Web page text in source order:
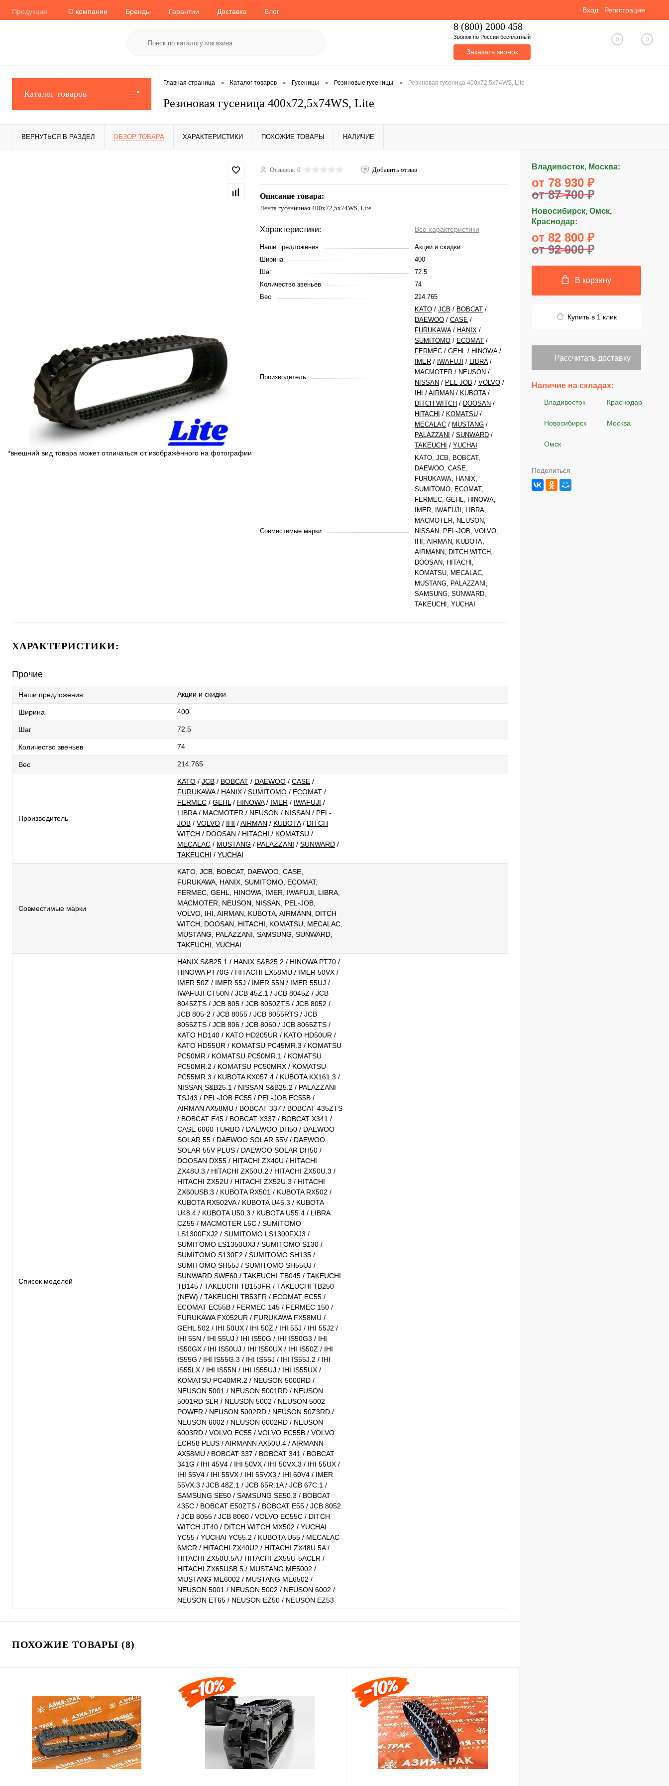
Продукция О компании Бренды Гарантии Доставка Блог Вход Регистрация
8 (800) 2000 458
Звонок по России бесплатный
Заказать звонок
0 0
Каталог товаров
Главная страница • Каталог товаров • Гусеницы • Резиновые гусеницы • Резиновая гусеница 400x72,5x74WS, Lite
Резиновая гусеница 400x72,5x74WS, Lite
ВЕРНУТЬСЯ В РАЗДЕЛ ОБЗОР ТОВАРА ХАРАКТЕРИСТИКИ ПОХОЖИЕ ТОВАРЫ НАЛИЧИЕ
*внешний вид товара может отличаться от изображённого на фотографии
Отзывов: 0 Добавить отзыв
Описание товара:
Лента гусеничная 400x72,5x74WS, Lite
Характеристики: Все характеристики
Наши предложения
Акции и скидки
Ширина
400
Шаг
72.5
Количество звеньев
74
Вес
214.765
Производитель
KATO / JCB / BOBCAT /
DAEWOO / CASE /
FURUKAWA/ HANIX /
SUMITOMO / ECOMAT /
FERMEC / GEHL / HINOWA/
IMER / IWAFUJI / LIBRA/
MACMOTER / NEUSON /
NISSAN / PEL-JOB / VOLVO /
IHI / AIRMAN / KUBOTA/
DITCH WITCH / DOOSAN /
HITACHI / KOMATSU /
MECALAC / MUSTANG /
PALAZZANI / SUNWARD /
TAKEUCHI / YUCHAI
Совместимые марки
KATO, JCB, BOBCAT,
DAEWOO, CASE,
FURUKAWA, HANIX,
SUMITOMO, ECOMAT,
FERMEC, GEHL, HINOWA,
IMER, IWAFUJI, LIBRA,
MACMOTER, NEUSON,
NISSAN, PEL-JOB, VOLVO,
IHI, AIRMAN, KUBOTA,
AIRMANN, DITCH WITCH,
DOOSAN, HITACHI,
KOMATSU, MECALAC,
MUSTANG, PALAZZANI,
SAMSUNG, SUNWARD,
TAKEUCHI, YUCHAI
ХАРАКТЕРИСТИКИ:
Прочие
Наши предложения Акции и скидки
Ширина 400
Шаг 72.5
Количество звеньев 74
Вес 214.765
Производитель
KATO / JCB / BOBCAT / DAEWOO / CASE /
FURUKAWA/ HANIX / SUMITOMO / ECOMAT /
FERMEC / GEHL / HINOWA/ IMER / IWAFUJI /
LIBRA/ MACMOTER / NEUSON / NISSAN / PEL-
JOB / VOLVO / IHI /AIRMAN / KUBOTA/ DITCH
WITCH / DOOSAN / HITACHI / KOMATSU /
MECALAC / MUSTANG / PALAZZANI / SUNWARD /
TAKEUCHI / YUCHAI
Совместимые марки
KATO, JCB, BOBCAT, DAEWOO, CASE,
FURUKAWA, HANIX, SUMITOMO, ECOMAT,
FERMEC, GEHL, HINOWA, IMER, IWAFUJI, LIBRA,
MACMOTER, NEUSON, NISSAN, PEL-JOB,
VOLVO, IHI, AIRMAN, KUBOTA, AIRMANN, DITCH
WITCH, DOOSAN, HITACHI, KOMATSU, MECALAC,
MUSTANG, PALAZZANI, SAMSUNG, SUNWARD,
TAKEUCHI, YUCHAI
Список моделей
HANIX S&B25.1 / HANIX S&B25.2 / HINOWA PT70 /
HINOWA PT70G / HITACHI EX58MU / IMER 50VX /
IMER 50Z / IMER 55J / IMER 55N / IMER 55UJ /
IWAFUJI CT50N / JCB 45Z.1 / JCB 8045Z / JCB
8045ZTS / JCB 805 / JCB 8050ZTS / JCB 8052 /
JCB 805-2 / JCB 8055 / JCB 8055RTS / JCB
8055ZTS / JCB 806 / JCB 8060 / JCB 8065ZTS /
KATO HD140 / KATO HD205UR / KATO HD50UR /
KATO HD55UR / KOMATSU PC45MR.3 / KOMATSU
PC50MR / KOMATSU PC50MR.1 / KOMATSU
PC50MR.2 / KOMATSU PC50MRX / KOMATSU
PC55MR.3 / KUBOTA KX057.4 / KUBOTA KX161.3 /
NISSAN S&B25.1 / NISSAN S&B25.2 / PALAZZANI
TSJ43 / PEL-JOB EC55 / PEL-JOB EC55B /
AIRMAN AX58MU / BOBCAT 337 / BOBCAT 435ZTS
/ BOBCAT E45 / BOBCAT X337 / BOBCAT X341 /
CASE 6060 TURBO / DAEWOO DH50 / DAEWOO
SOLAR 55 / DAEWOO SOLAR 55V / DAEWOO
SOLAR 55V PLUS / DAEWOO SOLAR DH50 /
DOOSAN DX55 / HITACHI ZX40U / HITACHI
ZX48U.3 / HITACHI ZX50U.2 / HITACHI ZX50U.3 /
HITACHI ZX52U / HITACHI ZX52U.3 / HITACHI
ZX60USB.3 / KUBOTA RX501 / KUBOTA RX502 /
KUBOTA RX502VA / KUBOTA U45.3 / KUBOTA
U48.4 / KUBOTA U50.3 / KUBOTA U55.4 / LIBRA
CZ55 / MACMOTER L6C / SUMITOMO
LS1300FXJ2 / SUMITOMO LS1300FXJ3 /
SUMITOMO LS1350UXJ / SUMITOMO S130 /
SUMITOMO S130F2 / SUMITOMO SH135 /
SUMITOMO SH55J / SUMITOMO SH55UJ /
SUNWARD SWE60 / TAKEUCHI TB045 / TAKEUCHI
TB145 / TAKEUCHI TB153FR / TAKEUCHI TB250
(NEW) / TAKEUCHI TB53FR / ECOMAT EC55 /
ECOMAT EC55B / FERMEC 145 / FERMEC 150 /
FURUKAWA FX052UR / FURUKAWA FX58MU /
GEHL 502 / IHI 50UX / IHI 50Z / IHI 55J / IHI 55J2 /
IHI 55N / IHI 55UJ / IHI IS50G / IHI IS50G3 / IHI
IS50GX / IHI IS50UJ / IHI IS50UX / IHI IS50Z / IHI
IS55G / IHI IS55G.3 / IHI IS55J / IHI IS55J.2 / IHI
IS55LX / IHI IS55N / IHI IS55UJ / IHI IS55UX /
KOMATSU PC40MR.2 / NEUSON 5000RD /
NEUSON 5001 / NEUSON 5001RD / NEUSON
5001RD SLR / NEUSON 5002 / NEUSON 5002
POWER / NEUSON 5002RD / NEUSON 50Z3RD /
NEUSON 6002 / NEUSON 6002RD / NEUSON
6003RD / VOLVO EC55 / VOLVO EC55B / VOLVO
ECR58 PLUS / AIRMANN AX50U.4 / AIRMANN
AX58MU / BOBCAT 337 / BOBCAT 341 / BOBCAT
341G / IHI 45V4 / IHI 50VX / IHI 50VX.3 / IHI 55UX /
IHI 55V4 / IHI 55VX / IHI 55VX3 / IHI 60V4 / IMER
55VX.3 / JCB 48Z.1 / JCB 65R.1A / JCB 67C.1 /
SAMSUNG SE50 / SAMSUNG SE50.3 / BOBCAT
435C / BOBCAT E50ZTS / BOBCAT E55 / JCB 8052
/ JCB 8055 / JCB 8060 / VOLVO EC55C / DITCH
WITCH JT40 / DITCH WITCH MX502 / YUCHAI
YC55 / YUCHAI YC55.2 / KUBOTA U55 / MECALAC
6MCR / HITACHI ZX40U2 / HITACHI ZX48U.5A /
HITACHI ZX50U.5A / HITACHI ZX55U-5ACLR /
HITACHI ZX65USB.5 / MUSTANG ME5002 /
MUSTANG ME6002 / MUSTANG ME6502 /
NEUSON 5001 / NEUSON 5002 / NEUSON 6002 /
NEUSON ET65 / NEUSON EZ50 / NEUSON EZ53
ПОХОЖИЕ ТОВАРЫ (8)
Владивосток, Москва:
от 78 930 ₽
от 87 700 ₽
Новосибирск, Омск,
Краснодар:
от 82 800 ₽
от 92 000 ₽
В корзину
Купить в 1 клик
Рассчитать доставку
Наличие на складах:
Владивосток Краснодар
Новосибирск Москва
Омск
Поделиться